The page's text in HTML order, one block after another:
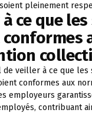
pleinement
ce que
veiller à ce que les
conformes aux
employeurs
contribuant